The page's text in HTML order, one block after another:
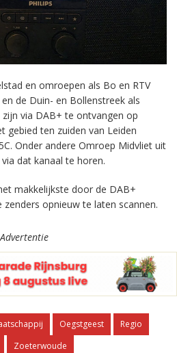
en omroepen als Bo en RTV
de Duin- en Bollenstreek als
via DAB+ te ontvangen op
gebied ten zuiden van Leiden
Onder andere Omroep Midvliet uit
dat kanaal te horen.
makkelijkste door de DAB+
opnieuw te laten scannen.
Advertentie
Oegstgeest
Regio
Zoeterwoude